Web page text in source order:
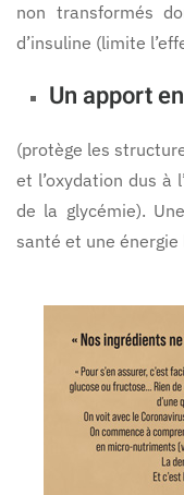
non transformés
d’insuline (limite
Un apport
(protège les
et l’oxydation dus à
de la glycémie).
santé et une énergie